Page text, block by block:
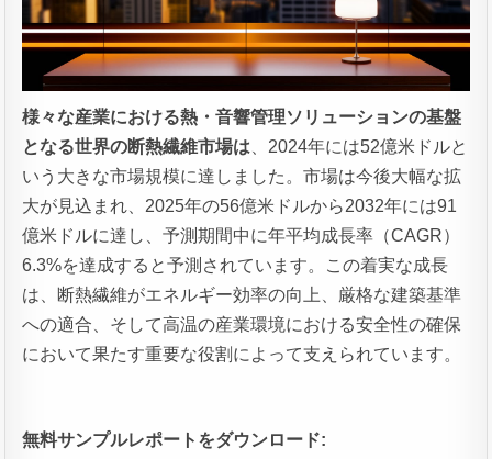
様々な産業における熱・音響管理ソリューションの基盤
となる世界の断熱繊維市場は 、2024年には52億米ドルと
いう大きな市場規模に達しました。市場は今後大幅な拡
大が見込まれ、2025年の56億米ドルから2032年には91
億米ドルに達し、予測期間中に年平均成長率（CAGR）
6.3%を達成すると予測されています。この着実な成長
は、断熱繊維がエネルギー効率の向上、厳格な建築基準
への適合、そして高温の産業環境における安全性の確保
において果たす重要な役割によって支えられています。
無料サンプルレポートをダウンロード: